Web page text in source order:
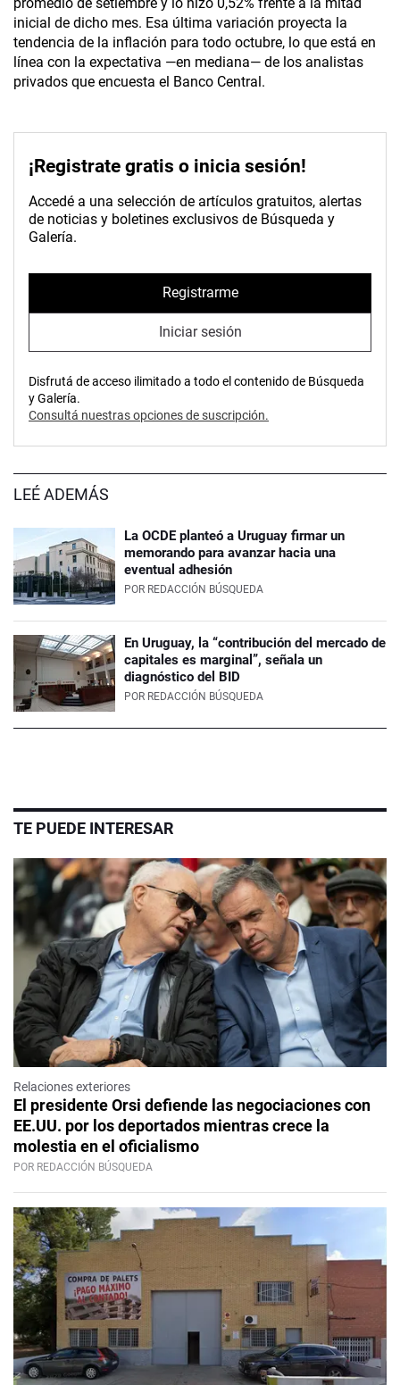
inicial de dicho mes. Esa última variación proyecta la
tendencia de la inflación para todo octubre, lo que está en
línea con la expectativa —en mediana— de los analistas
privados que encuesta el Banco Central.
¡Registrate gratis o inicia sesión!
Accedé a una selección de artículos gratuitos, alertas
de noticias y boletines exclusivos de Búsqueda y
Galería.
Registrarme
Iniciar sesión
Disfrutá de acceso ilimitado a todo el contenido de Búsqueda
y Galería.
Consultá nuestras opciones de suscripción.
LEÉ ADEMÁS
La OCDE planteó a Uruguay firmar un
memorando para avanzar hacia una
eventual adhesión
POR REDACCIÓN BÚSQUEDA
En Uruguay, la “contribución del mercado de
capitales es marginal”, señala un
diagnóstico del BID
POR REDACCIÓN BÚSQUEDA
TE PUEDE INTERESAR
Relaciones exteriores
El presidente Orsi defiende las negociaciones con
EE.UU. por los deportados mientras crece la
molestia en el oficialismo
POR REDACCIÓN BÚSQUEDA